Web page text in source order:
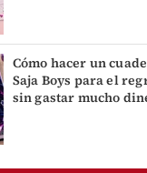
Cómo hacer un
Saja Boys para el
sin gastar mucho